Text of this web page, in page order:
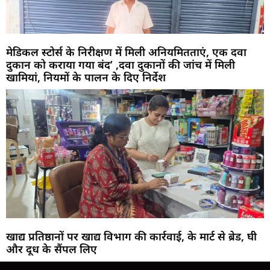
मेडिकल स्टोर्स के निरीक्षण में मिली अनियमितताएं, एक दवा
दुकान को कराया गया बंद’ ,दवा दुकानों की जांच में मिली
खामियां, नियमों के पालन के दिए निर्देश
खाद्य प्रतिष्ठानों पर खाद्य विभाग की कार्रवाई, के मार्ट से ब्रेड, घी
और दूध के सैंपल लिए